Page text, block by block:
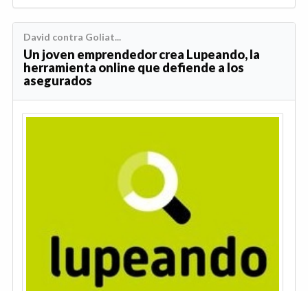
David contra Goliat...
Un joven emprendedor crea Lupeando, la
herramienta online que defiende a los
asegurados